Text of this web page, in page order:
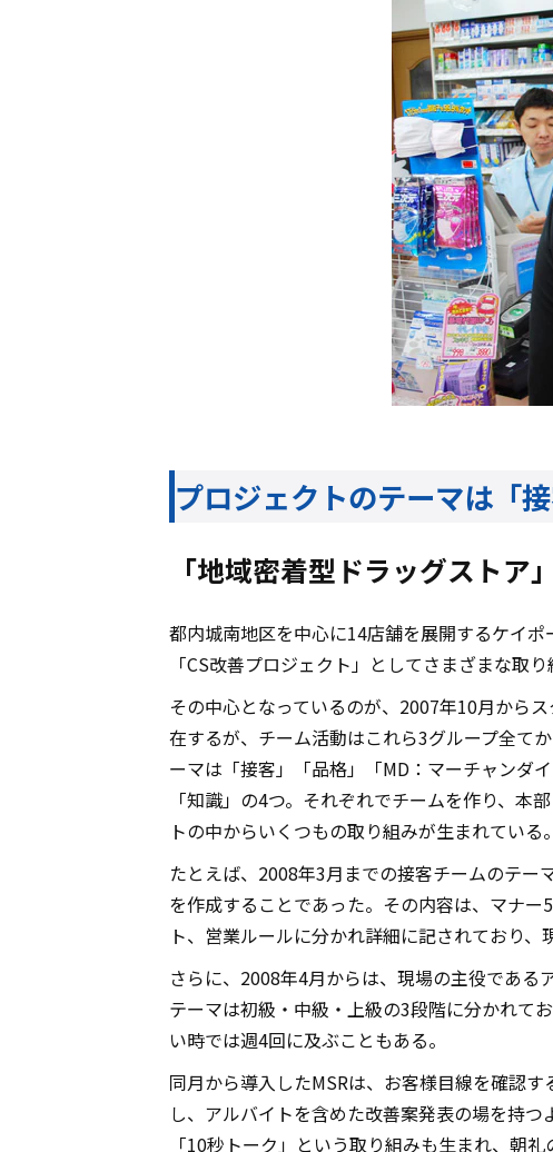
プロジェクトのテーマは「
「地域密着型ドラッグスト
都内城南地区を中心に14店舗を展開するケイ
「CS改善プロジェクト」としてさまざまな取り
その中心となっているのが、2007年10月から
在するが、チーム活動はこれら3グループ全て
ーマは「接客」「品格」「MD：マーチャンダ
「知識」の4つ。それぞれでチームを作り、
トの中からいくつもの取り組みが生まれている。
たとえば、2008年3月までの接客チームのテ
を作成することであった。その内容は、マナ
ト、営業ルールに分かれ詳細に記されており、
さらに、2008年4月からは、現場の主役である
テーマは初級・中級・上級の3段階に分かれて
い時では週4回に及ぶこともある。
同月から導入したMSRは、お客様目線を確認
し、アルバイトを含めた改善案発表の場を持
「10秒トーク」という取り組みも生まれ、朝